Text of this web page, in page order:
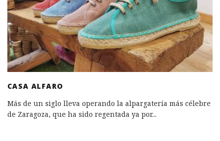
CASA ALFARO
Más de un siglo lleva operando la alpargatería más célebre
de Zaragoza, que ha sido regentada ya por...